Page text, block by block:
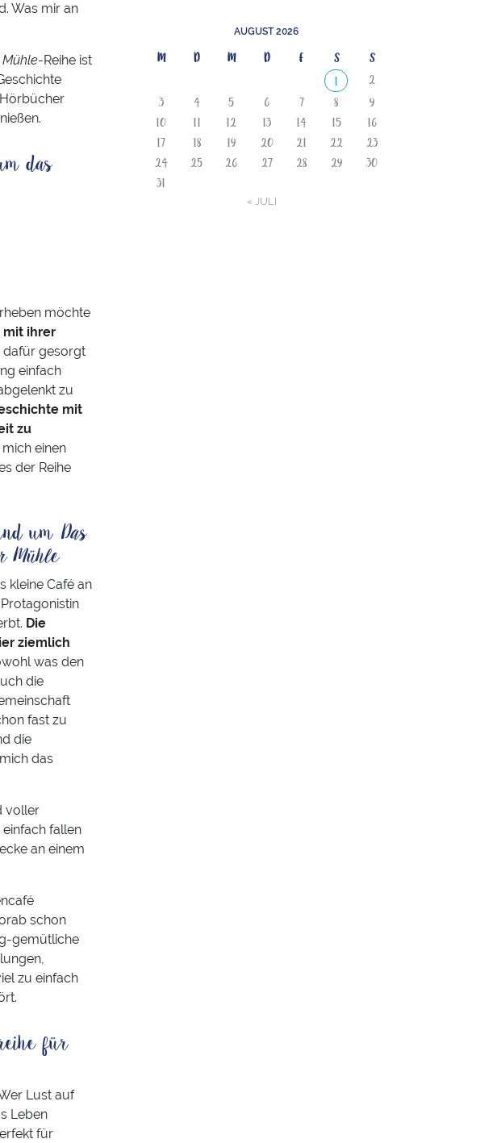
Was mir an
-Reihe ist
das
möchte
mit ihrer
dafür gesorgt
einfach
zu
mit
zu
einen
der Reihe
um Das
Mühle
kleine Café an
Die
ziemlich
was den
die
fast zu
die
das
voller
fallen
an einem
schon
gemütliche
zu einfach
für
Lust auf
Leben
für
AUGUST 2026
M D M D F S
S
1
2
3
4 5 6 7 8
9
10
11 12 13 14 15
16
17
18 19 20 21 22
23
24
25 26 27 28 29
30
31
« JULI